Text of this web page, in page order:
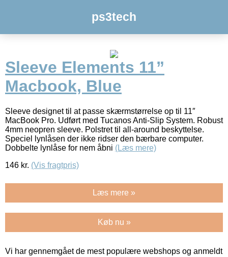
ps3tech
Sleeve Elements 11”
Macbook, Blue
Sleeve designet til at passe skærmstørrelse op til 11″
MacBook Pro. Udført med Tucanos Anti-Slip System. Robust
4mm neopren sleeve. Polstret til all-around beskyttelse.
Speciel lynlåsen der ikke ridser den bærbare computer.
Dobbelte lynlåse for nem åbni (Læs mere)
146 kr. (Vis fragtpris)
Læs mere »
Køb nu »
Vi har gennemgået de mest populære webshops og anmeldt